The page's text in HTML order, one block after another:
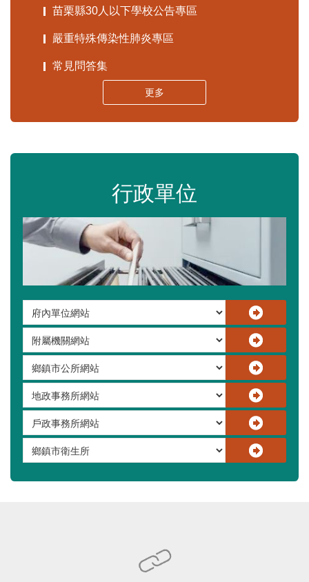
苗栗縣30人以下學校公告專區
嚴重特殊傳染性肺炎專區
常見問答集
更多
行政單位